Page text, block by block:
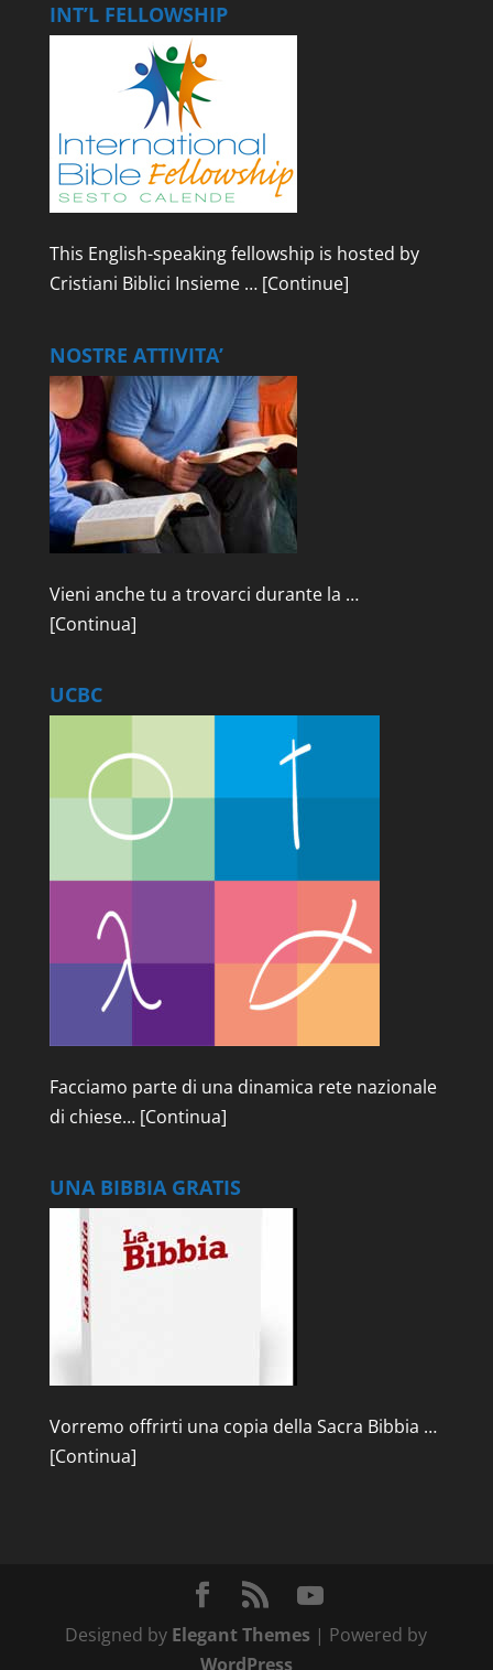
INT’L FELLOWSHIP
This English-speaking fellowship is hosted by
Cristiani Biblici Insieme … [Continue]
NOSTRE ATTIVITA’
Vieni anche tu a trovarci durante la …
[Continua]
UCBC
Facciamo parte di una dinamica rete nazionale
di chiese… [Continua]
UNA BIBBIA GRATIS
Vorremo offrirti una copia della Sacra Bibbia …
[Continua]
Designed by Elegant Themes | Powered by
WordPress